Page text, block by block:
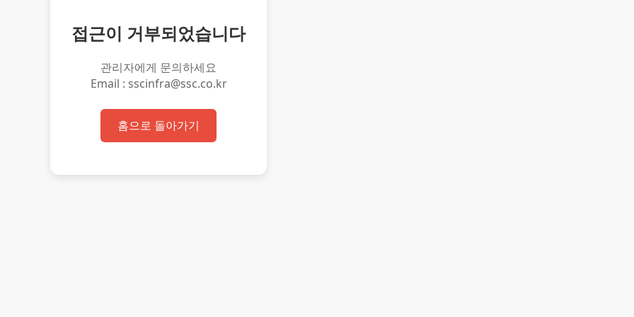
접근이 거부되었습니다
관리자에게 문의하세요
Email : sscinfra@ssc.co.kr
홈으로 돌아가기